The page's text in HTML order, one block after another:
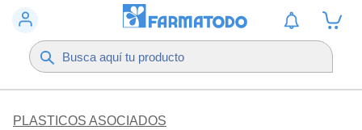
PLASTICOS ASOCIADOS